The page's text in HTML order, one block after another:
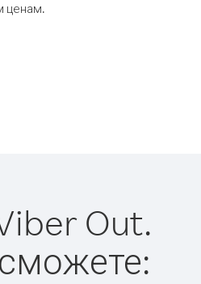
ценам.
Out.